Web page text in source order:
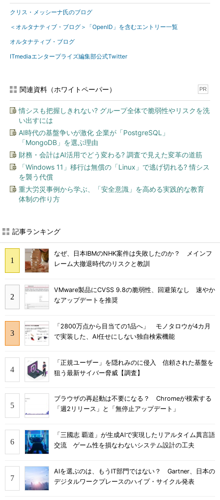
クリス・メッシーナ氏のブログ
＜オルタナティブ・ブログ＞「OpenID」を含むエントリー一覧
オルタナティブ・ブログ
ITmediaエンタープライズ編集部公式Twitter
関連資料（ホワイトペーパー） PR
情シスも把握しきれない? グループ全体で脆弱性やリスクを洗
い出すには
AI時代の基盤争いが激化 企業が「PostgreSQL」
「MongoDB」を選ぶ理由
財務・会計はAI活用でどう変わる? 調査で見えた変革の道筋
「Windows 11」移行は無償の「Linux」で逃げ切れる? 情シス
を襲う代償
重大労災事例から学ぶ、「安全意識」を高める実践的な教育
体制の作り方
記事ランキング
なぜ、日本IBMのNHK案件は失敗したのか？ メインフ
レーム大撤退時代のリスクと教訓
VMware製品にCVSS 9.8の脆弱性、回避策なし 速やか
なアップデートを推奨
「2800万点から目当ての1品へ」 モノタロウが4カ月
で実装した、AI任せにしない独自検索機能
「正規ユーザー」を隠れみのに侵入 信頼された基盤を
狙う最新サイバー脅威【調査】
ブラウザの再起動は不要になる？ Chromeが模索する
「週2リリース」と「無停止アップデート」
「三國志 覇道」が生成AIで実現したリアルタイム異言語
交流 ゲーム性を損なわないシステム設計の工夫
AIを選ぶのは、もうIT部門ではない？ Gartner、日本の
デジタルワークプレースのハイプ・サイクル発表